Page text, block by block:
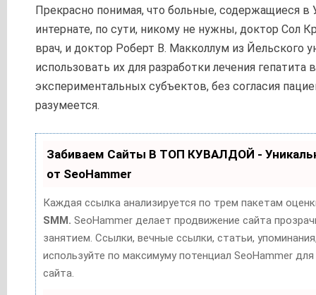
Прекрасно понимая, что больные, содержащиеся в
интернате, по сути, никому не нужны, доктор Сол
врач, и доктор Роберт В. Макколлум из Йельского
использовать их для разработки лечения гепатита
экспериментальных субъектов, без согласия
разумеется.
Забиваем Сайты В ТОП КУВАЛДОЙ -
от SeoHammer
Каждая ссылка анализируется по трем пакетам
SMM. SeoHammer делает продвижение сайта
занятием. Ссылки, вечные ссылки, статьи,
используйте по максимуму потенциал SeoHammer
сайта.